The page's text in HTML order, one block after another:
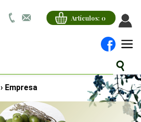
Artículos: 0
› Empresa